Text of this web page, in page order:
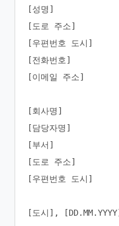
[성명]
[도로 주소]
[우편번호 도시]
[전화번호]
[이메일 주소]
[회사명]
[담당자명]
[부서]
[도로 주소]
[우편번호 도시]
[도시], [DD.MM.YYYY]